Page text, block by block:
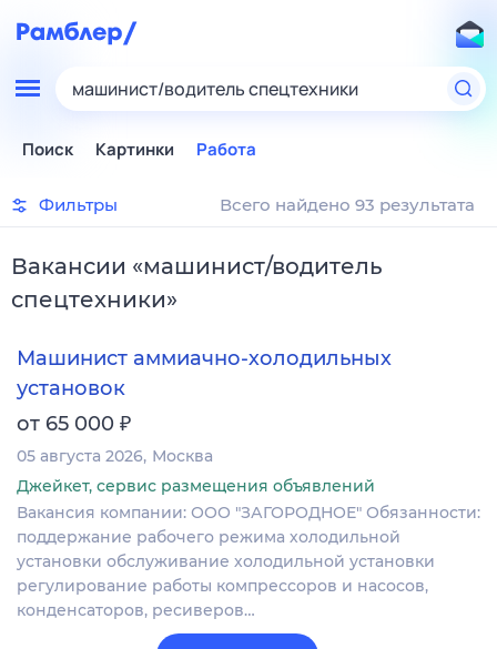
машинист/водитель спецтехники
Поиск Картинки Работа
Фильтры Всего найдено 93 результата
Вакансии «машинист/водитель
спецтехники»
Машинист аммиачно-холодильных
установок
от 65 000 ₽
05 августа 2026 Москва
Джейкет, сервис размещения объявлений
Вакансия компании: ООО "ЗАГОРОДНОЕ" Обязанности:
поддержание рабочего режима холодильной
установки обслуживание холодильной установки
регулирование работы компрессоров и насосов,
конденсаторов, ресиверов…